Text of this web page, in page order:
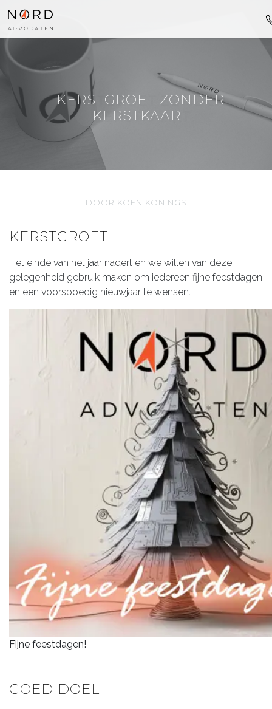
KERSTGROET ZONDER
KERSTKAART
DOOR KOEN KONINGS
KERSTGROET
Het einde van het jaar nadert en we willen van deze
gelegenheid gebruik maken om iedereen fijne feestdagen
en een voorspoedig nieuwjaar te wensen.
Fijne feestdagen!
GOED DOEL